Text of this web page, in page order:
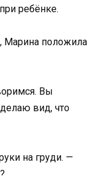
ребёнке.
Марина положила
Вы
вид, что
на груди. —